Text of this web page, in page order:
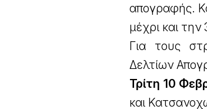
απογραφής.
μέχρι και
Για τους
Δελτίων
Τρίτη 10
και